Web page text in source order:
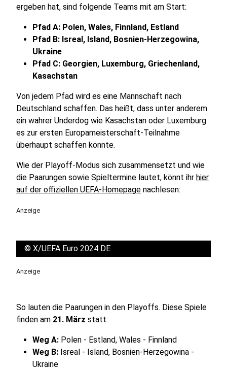
ergeben hat, sind folgende Teams mit am Start:
Pfad A: Polen, Wales, Finnland, Estland
Pfad B: Isreal, Island, Bosnien-Herzegowina,
Ukraine
Pfad C: Georgien, Luxemburg, Griechenland,
Kasachstan
Von jedem Pfad wird es eine Mannschaft nach
Deutschland schaffen. Das heißt, dass unter anderem
ein wahrer Underdog wie Kasachstan oder Luxemburg
es zur ersten Europameisterschaft-Teilnahme
überhaupt schaffen könnte.
Wie der Playoff-Modus sich zusammensetzt und wie
die Paarungen sowie Spieltermine lautet, könnt ihr hier
auf der offiziellen UEFA-Homepage nachlesen:
Anzeige
© X/UEFA Euro 2024 DE
Anzeige
So lauten die Paarungen in den Playoffs. Diese Spiele
finden am 21. März statt:
Weg A: Polen - Estland, Wales - Finnland
Weg B: Isreal - Island, Bosnien-Herzegowina -
Ukraine